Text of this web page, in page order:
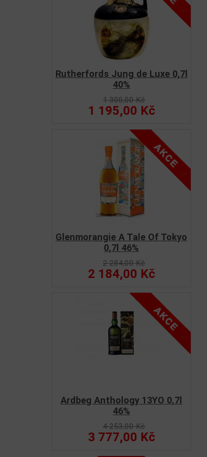
Rutherfords Jung de Luxe 0,7l
40%
1 300,00 Kč
1 195,00 Kč
Glenmorangie A Tale Of Tokyo
0,7l 46%
2 284,00 Kč
2 184,00 Kč
Ardbeg Anthology 13YO 0,7l
46%
4 253,00 Kč
3 777,00 Kč